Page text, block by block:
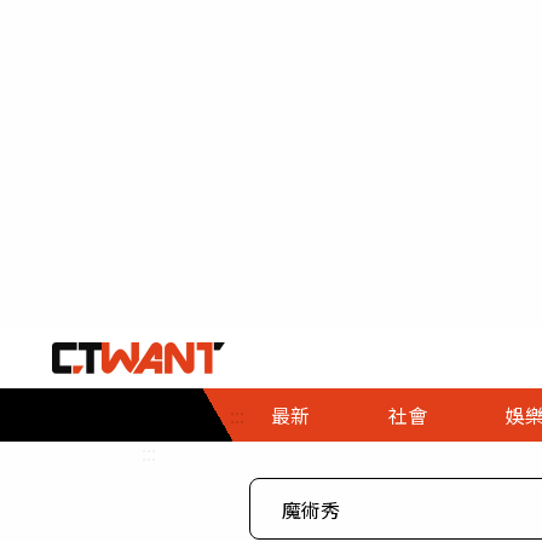
::: 最新 社會
社會首頁
時事
娛樂
娛樂首頁
即時
專題
財經首頁
熱線
３Ｃ
政